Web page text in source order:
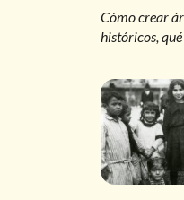
Cómo crear
históricos,